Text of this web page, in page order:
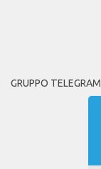
GRUPPO TELEGRAM